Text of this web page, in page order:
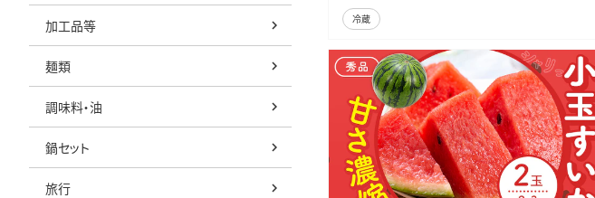
加工品等
麺類
調味料・油
鍋セット
旅行
冷蔵